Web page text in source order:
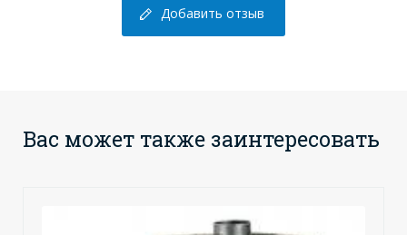
Добавить отзыв
Вас может также заинтересовать